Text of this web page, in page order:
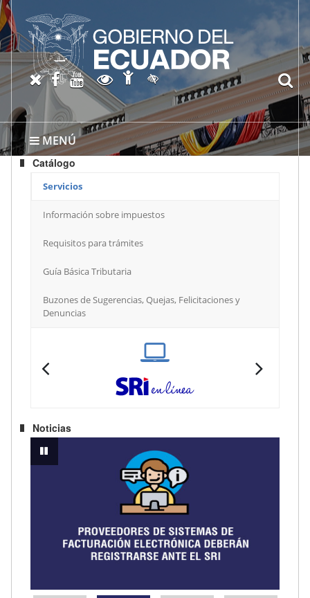
MENÚ
X oficial del SRI
Facebook oficial SRI
Canal del SRI en YouTube
Abrir página de
Abrir página de
Activar/quitar contraste
Catálogo
Servicios
Información sobre impuestos
Requisitos para trámites
Guía Básica Tributaria
Buzones de Sugerencias, Quejas, Felicitaciones y
Denuncias
Noticias
pausar